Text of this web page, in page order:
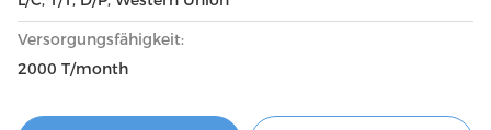
Versorgungsfähigkeit:
2000 T/month